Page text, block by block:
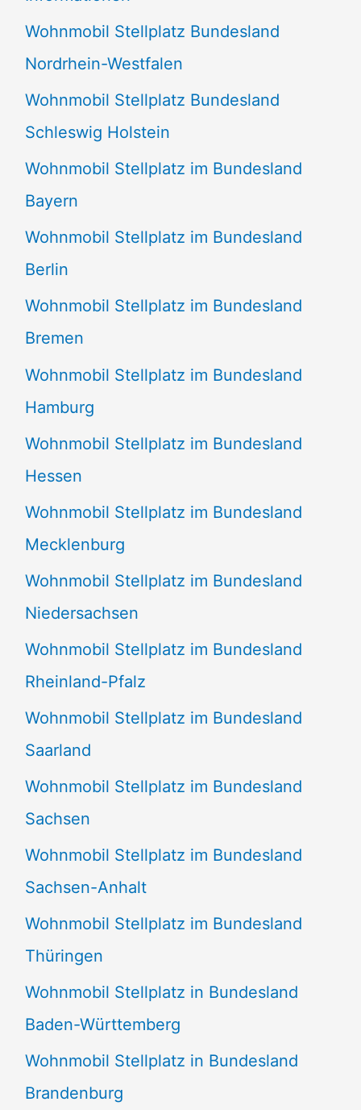
n
n
a
c
h
:
Wohnmobil Stellplatz Bundesland
Nordrhein-Westfalen
Wohnmobil Stellplatz Bundesland
Schleswig Holstein
Wohnmobil Stellplatz im Bundesland
Bayern
Wohnmobil Stellplatz im Bundesland
Berlin
Wohnmobil Stellplatz im Bundesland
Bremen
Wohnmobil Stellplatz im Bundesland
Hamburg
Wohnmobil Stellplatz im Bundesland
Hessen
Wohnmobil Stellplatz im Bundesland
Mecklenburg
Wohnmobil Stellplatz im Bundesland
Niedersachsen
Wohnmobil Stellplatz im Bundesland
Rheinland-Pfalz
Wohnmobil Stellplatz im Bundesland
Saarland
Wohnmobil Stellplatz im Bundesland
Sachsen
Wohnmobil Stellplatz im Bundesland
Sachsen-Anhalt
Wohnmobil Stellplatz im Bundesland
Thüringen
Wohnmobil Stellplatz in Bundesland
Baden-Württemberg
Wohnmobil Stellplatz in Bundesland
Brandenburg